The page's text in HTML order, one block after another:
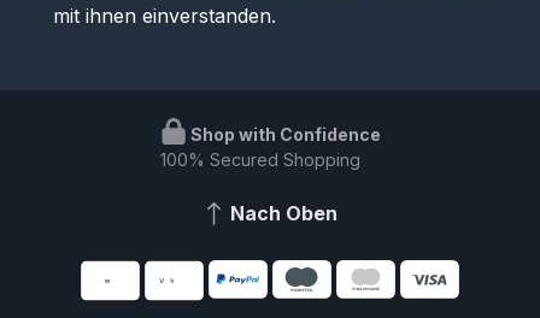
mit ihnen einverstanden.
Shop with Confidence
100% Secured Shopping
Nach Oben